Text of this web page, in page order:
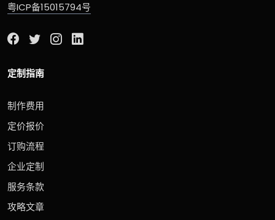
粤ICP备15015794号
定制指南
制作费用
定价报价
订购流程
企业定制
服务条款
攻略文章